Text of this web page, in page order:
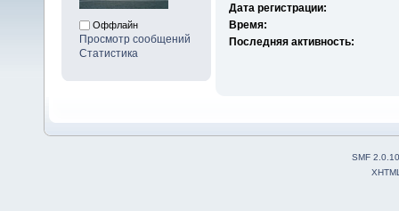
Оффлайн
Просмотр сообщений
Статистика
Дата регистрации:
Время:
Последняя активность:
SMF 2.0.10